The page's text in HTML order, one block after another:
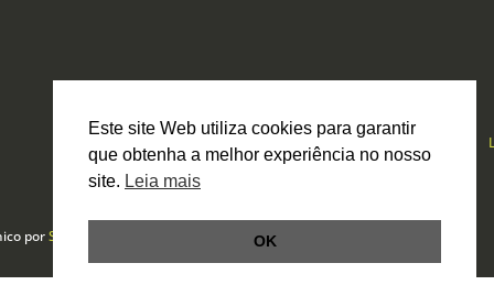
porSmartbit
Este site Web utiliza cookies para garantir
que obtenha a melhor experiência no nosso
site. Leia mais
OK